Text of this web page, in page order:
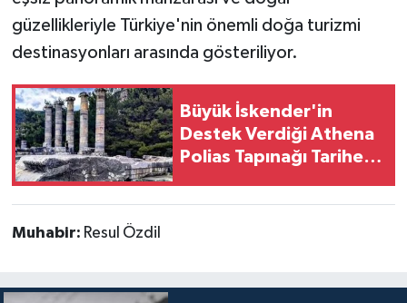
güzellikleriyle Türkiye'nin önemli doğa turizmi
destinasyonları arasında gösteriliyor.
Büyük İskender'in
Destek Verdiği Athena
Polias Tapınağı Tarihe
Muhabir: Resul Özdil